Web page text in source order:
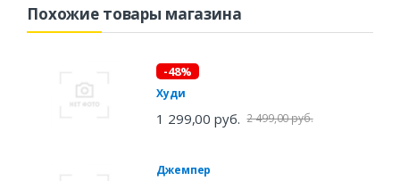
Похожие товары магазина
-48%
Худи
1 299,00 руб. 2 499,00 руб.
Джемпер